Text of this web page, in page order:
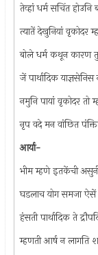
तेव्हां धर्म सचिंत
त्यातें देखुनियां वृकोदर
बोले धर्म कथून कारण
जें पार्थादिक
नमुनि पायां वृकोदर
नृप वदे मन वांछित
आर्या-
भीम म्हणे इतकेंची
घडलाच योग समजा ऐसें
हंसती पार्थादिक ते
म्हणती आर्ष न लागति